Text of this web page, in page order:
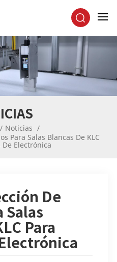
/ Noticias /
Para Salas Blancas De KLC
De Electrónica
De
Salas
Para